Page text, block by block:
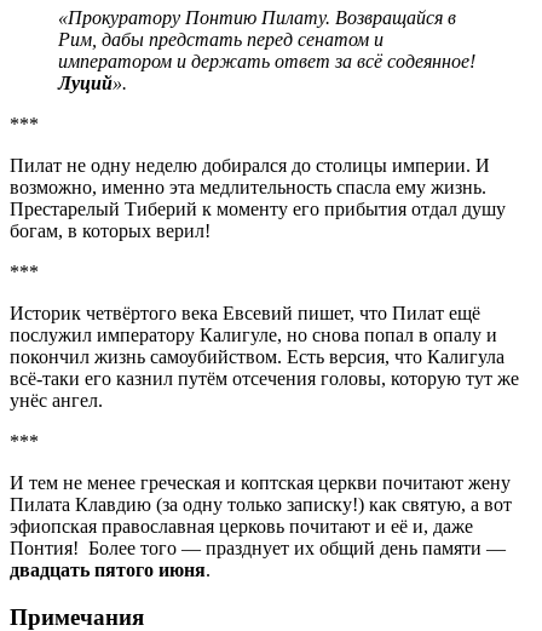
«Прокуратору Понтию Пилату. Возвращайся в
Рим, дабы предстать перед сенатом и
императором и держать ответ за всё содеянное!
Луций».
***
Пилат не одну неделю добирался до столицы империи. И
возможно, именно эта медлительность спасла ему жизнь.
Престарелый Тиберий к моменту его прибытия отдал душу
богам, в которых верил!
***
Историк четвёртого века Евсевий пишет, что Пилат ещё
послужил императору Калигуле, но снова попал в опалу и
покончил жизнь самоубийством. Есть версия, что Калигула
всё-таки его казнил путём отсечения головы, которую тут же
унёс ангел.
***
И тем не менее греческая и коптская церкви почитают жену
Пилата Клавдию (за одну только записку!) как святую, а вот
эфиопская православная церковь почитают и её и, даже
Понтия! Более того — празднует их общий день памяти —
двадцать пятого июня.
Примечания